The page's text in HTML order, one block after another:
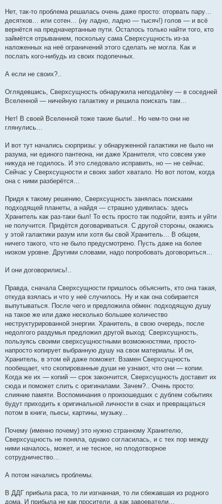
Нет, так-то проблема решалась очень даже просто: оторвать пару…
десятков… или сотен… (ну ладно, ладно — тысяч!) голов — и всё
вернётся на предначертанные пути. Осталось только найти того, кто
займётся отрыванием, поскольку сама Сверхсущность из-за
наложенных на неё ограничений этого сделать не могла. Как и
послать кого-нибудь из своих подопечных.
А если не своих?..
Оглядевшись, Сверхсущность обнаружила неподалёку — в соседней
Вселенной — ничейную галактику и решила поискать там…
Нет! В своей Вселенной тоже такие были!.. Но чем-то они не
глянулись…
И вот тут начались сюрпризы: у обнаруженной галактики не было ни
разума, ни единого пантеона, ни даже Хранителя, что совсем уже
никуда не годилось. И это следовало исправить, но — не сейчас.
Сейчас у Сверхсущности и своих забот хватало. Но вот потом, когда
она с ними разберётся…
Придя к такому решению, Сверхсущность занялась поисками
подходящей планеты, а найдя — страшно удивилась: здесь
Хранитель как раз-таки был! То есть просто так подойти, взять и уйти
не получится. Придётся договариваться. С другой стороны, окажись
у этой галактики разум или хотя бы свой Хранитель… В общем,
ничего такого, что не было предусмотрено. Пусть даже на более
низком уровне. Другими словами, надо попробовать договориться…
И они договорились!..
Правда, сначала Сверхсущности пришлось объяснить, кто она такая,
откуда взялась и что у неё случилось. Ну и как она собирается
выпутываться. После чего и предложила обмен: подходящую душу
на такое же или даже несколько большее количество
неструктурированной энергии. Хранитель, в свою очередь, после
недолгого раздумья предложил другой выход: Сверхсущность,
пользуясь своими сверхсущностными возможностями, просто-
напросто копирует выбранную душу на свои материалы. И он,
Хранитель, в этом ей даже поможет. Взамен Сверхсущность
пообещает, что скопированные души не узнают, что они — копии.
Когда же их — копий — срок закончится, Сверхсущность доставит их
сюда и поможет слить с оригиналами. Зачем?.. Очень просто:
слияние памяти. Воспоминания о произошедших с дублем событиях
будут приходить к оригинальной личности в снах и превращаться
потом в книги, пьесы, картины, музыку...
Почему (именно почему) это нужно странному Хранителю,
Сверхсущность не поняла, однако согласилась, и с тех пор между
ними началось, может, и не тесное, но плодотворное
сотрудничество…
А потом начались проблемы.
В ДДГ прибыла раса, то ли изгнанная, то ли сбежавшая из родного
дома. И прибыла не как просители, а как завоеватели…